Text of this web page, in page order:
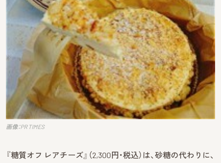
画像：PR TIMES
『糖質オフ レアチーズ』（2,300円・税込）は、砂糖の代わりに、